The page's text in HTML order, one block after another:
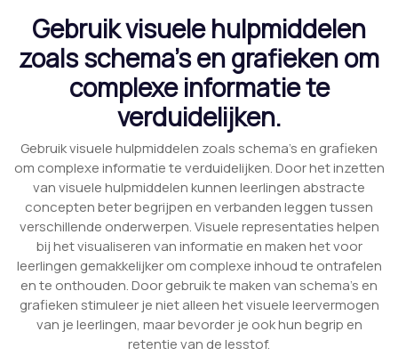
Gebruik visuele hulpmiddelen
zoals schema’s en grafieken om
complexe informatie te
verduidelijken.
Gebruik visuele hulpmiddelen zoals schema’s en grafieken
om complexe informatie te verduidelijken. Door het inzetten
van visuele hulpmiddelen kunnen leerlingen abstracte
concepten beter begrijpen en verbanden leggen tussen
verschillende onderwerpen. Visuele representaties helpen
bij het visualiseren van informatie en maken het voor
leerlingen gemakkelijker om complexe inhoud te ontrafelen
en te onthouden. Door gebruik te maken van schema’s en
grafieken stimuleer je niet alleen het visuele leervermogen
van je leerlingen, maar bevorder je ook hun begrip en
retentie van de lesstof.